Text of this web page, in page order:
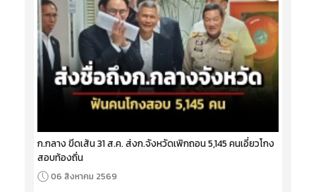
ก.กลาง ขีดเส้น 31 ส.ค. ส่งก.จังหวัดเพิกถอน 5,145 คนเอี่ยวโกง
สอบท้องถิ่น
06 สิงหาคม 2569